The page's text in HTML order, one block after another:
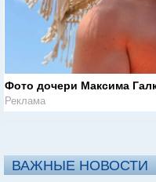
Фото дочери Максима
Реклама
ВАЖНЫЕ НОВОСТИ